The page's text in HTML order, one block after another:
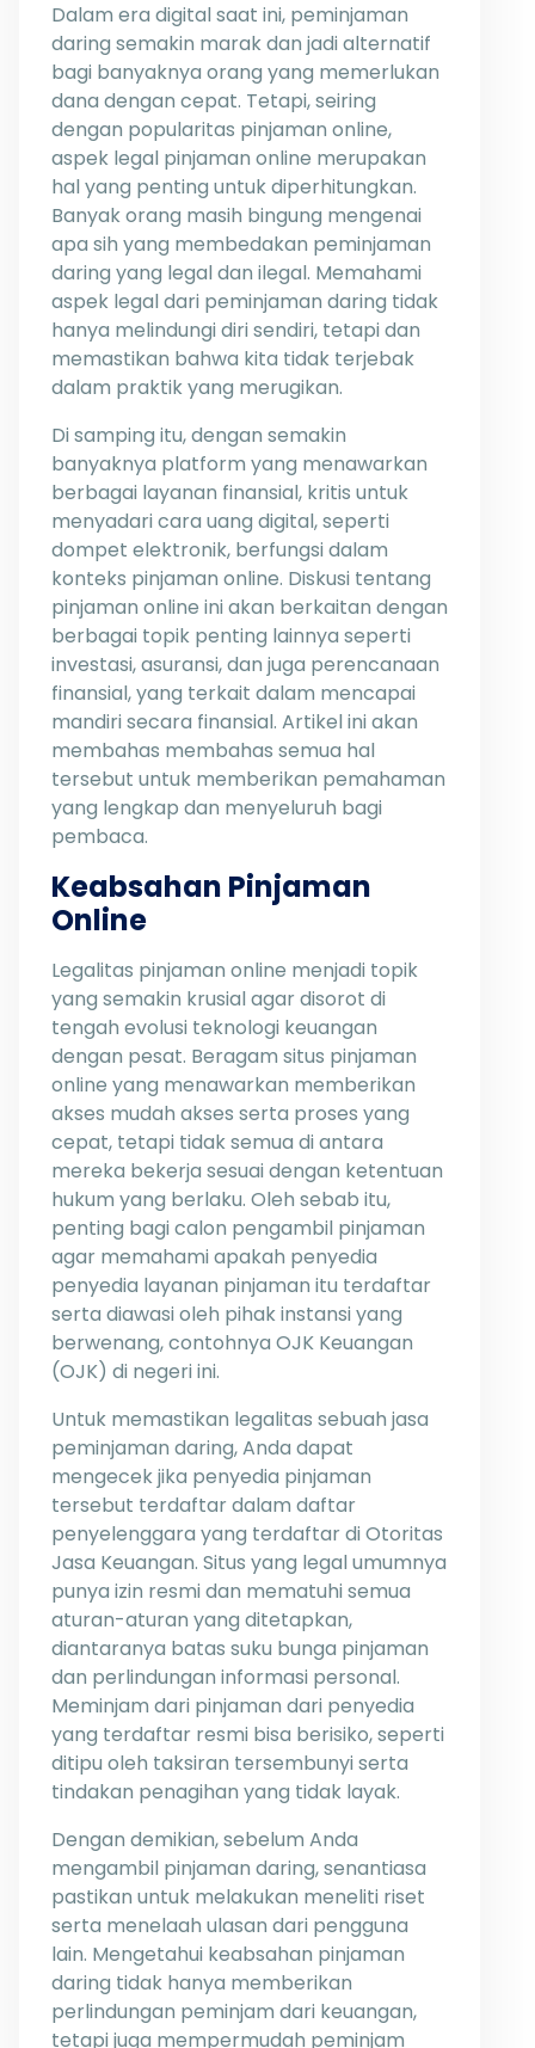
Dalam era digital saat ini, peminjaman
daring semakin marak dan jadi alternatif
bagi banyaknya orang yang memerlukan
dana dengan cepat. Tetapi, seiring
dengan popularitas pinjaman online,
aspek legal pinjaman online merupakan
hal yang penting untuk diperhitungkan.
Banyak orang masih bingung mengenai
apa sih yang membedakan peminjaman
daring yang legal dan ilegal. Memahami
aspek legal dari peminjaman daring tidak
hanya melindungi diri sendiri, tetapi dan
memastikan bahwa kita tidak terjebak
dalam praktik yang merugikan.
Di samping itu, dengan semakin
banyaknya platform yang menawarkan
berbagai layanan finansial, kritis untuk
menyadari cara uang digital, seperti
dompet elektronik, berfungsi dalam
konteks pinjaman online. Diskusi tentang
pinjaman online ini akan berkaitan dengan
berbagai topik penting lainnya seperti
investasi, asuransi, dan juga perencanaan
finansial, yang terkait dalam mencapai
mandiri secara finansial. Artikel ini akan
membahas membahas semua hal
tersebut untuk memberikan pemahaman
yang lengkap dan menyeluruh bagi
pembaca.
Keabsahan Pinjaman
Online
Legalitas pinjaman online menjadi topik
yang semakin krusial agar disorot di
tengah evolusi teknologi keuangan
dengan pesat. Beragam situs pinjaman
online yang menawarkan memberikan
akses mudah akses serta proses yang
cepat, tetapi tidak semua di antara
mereka bekerja sesuai dengan ketentuan
hukum yang berlaku. Oleh sebab itu,
penting bagi calon pengambil pinjaman
agar memahami apakah penyedia
penyedia layanan pinjaman itu terdaftar
serta diawasi oleh pihak instansi yang
berwenang, contohnya OJK Keuangan
(OJK) di negeri ini.
Untuk memastikan legalitas sebuah jasa
peminjaman daring, Anda dapat
mengecek jika penyedia pinjaman
tersebut terdaftar dalam daftar
penyelenggara yang terdaftar di Otoritas
Jasa Keuangan. Situs yang legal umumnya
punya izin resmi dan mematuhi semua
aturan-aturan yang ditetapkan,
diantaranya batas suku bunga pinjaman
dan perlindungan informasi personal.
Meminjam dari pinjaman dari penyedia
yang terdaftar resmi bisa berisiko, seperti
ditipu oleh taksiran tersembunyi serta
tindakan penagihan yang tidak layak.
Dengan demikian, sebelum Anda
mengambil pinjaman daring, senantiasa
pastikan untuk melakukan meneliti riset
serta menelaah ulasan dari pengguna
lain. Mengetahui keabsahan pinjaman
daring tidak hanya memberikan
perlindungan peminjam dari keuangan,
tetapi juga mempermudah peminjam